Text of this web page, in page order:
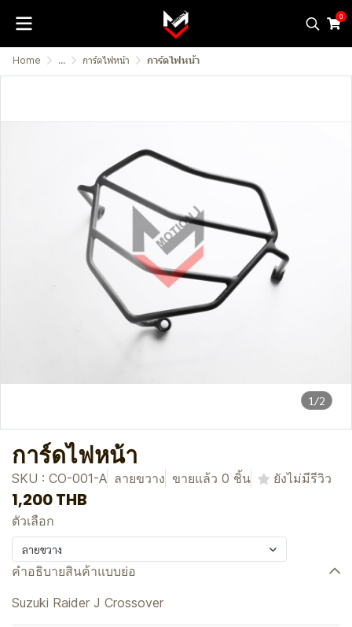
0
Home ... การ์ดไฟหน้า การ์ดไฟหน้า
1/2
การ์ดไฟหน้า
SKU : CO-001-A ลายขวาง ขายแล้ว 0 ชิ้น ยังไม่มีรีวิว
1,200 THB
ตัวเลือก
ลายขวาง
คำอธิบายสินค้าแบบย่อ
Suzuki Raider J Crossover